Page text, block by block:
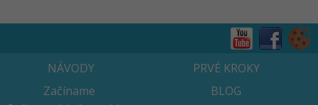
NÁVODY
Začíname
PRVÉ KROKY
BLOG